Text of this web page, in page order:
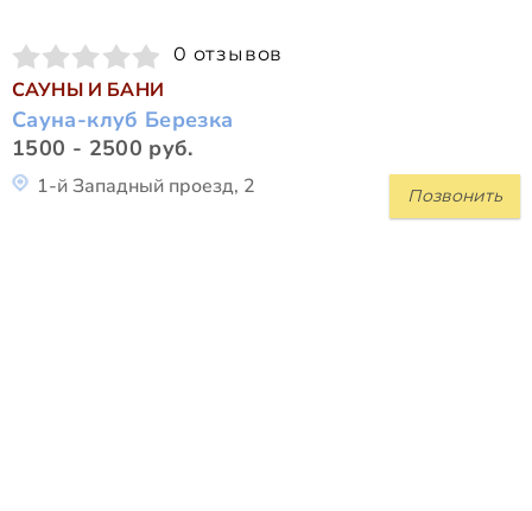
0 отзывов
САУНЫ И БАНИ
Сауна-клуб Березка
1500 - 2500 руб.
Позвонить
1-й Западный проезд, 2